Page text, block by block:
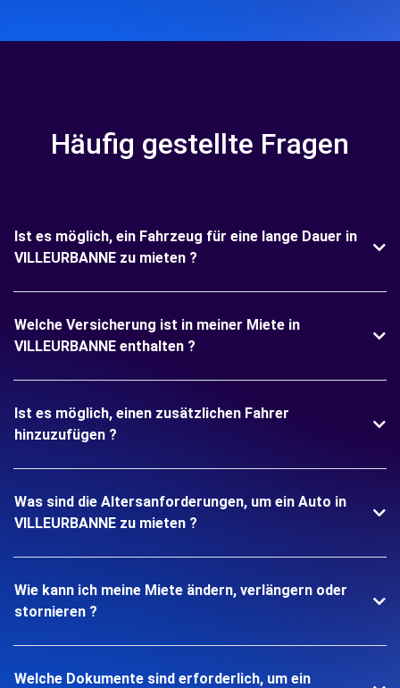
Häufig gestellte Fragen
Ist es möglich, ein Fahrzeug für eine lange Dauer in
VILLEURBANNE zu mieten ?
Welche Versicherung ist in meiner Miete in
VILLEURBANNE enthalten ?
Ist es möglich, einen zusätzlichen Fahrer
hinzuzufügen ?
Was sind die Altersanforderungen, um ein Auto in
VILLEURBANNE zu mieten ?
Wie kann ich meine Miete ändern, verlängern oder
stornieren ?
Welche Dokumente sind erforderlich, um ein